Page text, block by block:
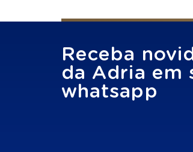
Receba
da Adria em
whatsapp